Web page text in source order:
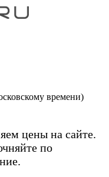
времени)
цены на сайте.
по